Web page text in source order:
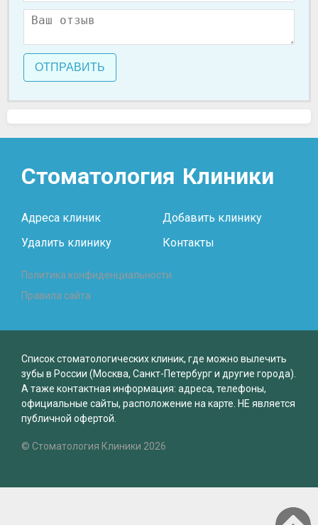
ОТПРАВИТЬ
Стоматология Клиники
Адреса клиник
Добавить клинику
Удалить клинику
Контакты
Политика конфиденциальности
Правила сайта
Список стоматологических клиник, где можно вылечить
зубы в России (Москва, Санкт-Петербург и другие города).
А таже контактная информация: адреса, телефоны,
официальные сайты, расположение на карте. НЕ является
публичной офертой.
© Стоматология Клиники 2026